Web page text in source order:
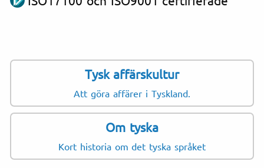
Tysk affärskultur
Att göra affärer i Tyskland.
Om tyska
Kort historia om det tyska språket